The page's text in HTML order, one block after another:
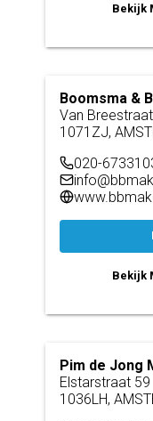
Bekijk
Boomsma &
Van
1071ZJ,
020-
Bekijk
Pim de Jong
Elstarstraat 59
1036LH,